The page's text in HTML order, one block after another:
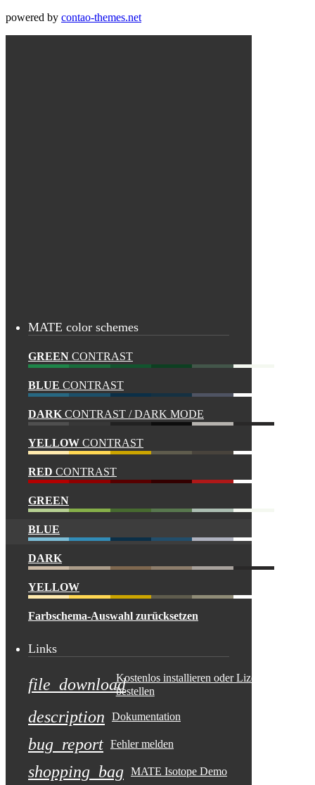
powered by contao-themes.net
MATE color schemes
GREEN CONTRAST
BLUE CONTRAST
DARK CONTRAST / DARK MODE
YELLOW CONTRAST
RED CONTRAST
GREEN
BLUE
DARK
YELLOW
Farbschema-Auswahl zurücksetzen
Links
file_downloadKostenlos installieren oder Lizenz
bestellen
description Dokumentation
bug_report Fehler melden
shopping_bag MATE Isotope Demo